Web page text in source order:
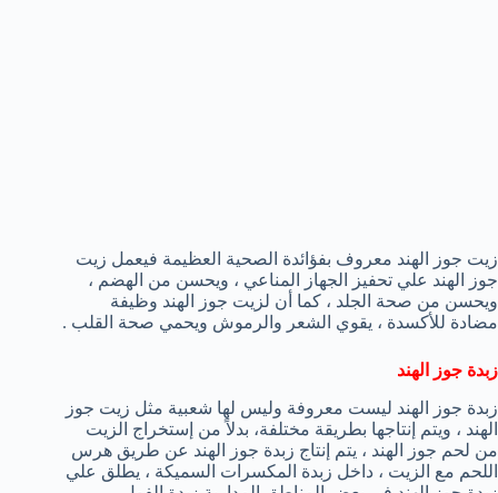
زيت جوز الهند معروف بفؤائدة الصحية العظيمة فيعمل زيت
جوز الهند علي تحفيز الجهاز المناعي ، ويحسن من الهضم ،
ويحسن من صحة الجلد ، كما أن لزيت جوز الهند وظيفة
مضادة للأكسدة ، يقوي الشعر والرموش ويحمي صحة القلب .
زبدة جوز الهند
زبدة جوز الهند ليست معروفة وليس لها شعبية مثل زيت جوز
الهند ، ويتم إنتاجها بطريقة مختلفة، بدلاً من إستخراج الزيت
من لحم جوز الهند ، يتم إنتاج زبدة جوز الهند عن طريق هرس
اللحم مع الزيت ، داخل زبدة المكسرات السميكة ، يطلق علي